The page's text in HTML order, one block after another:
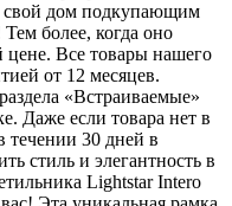
свой дом подкупающим
более, когда оно
цене. Все товары нашего
от 12 месяцев.
«Встраиваемые»
Даже если товара нет в
течении 30 дней в
стиль и элегантность в
Lightstar Intero